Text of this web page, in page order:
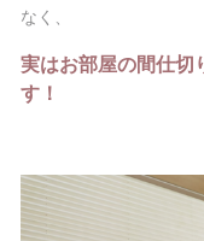
なく、
実はお部屋の間仕切
す！